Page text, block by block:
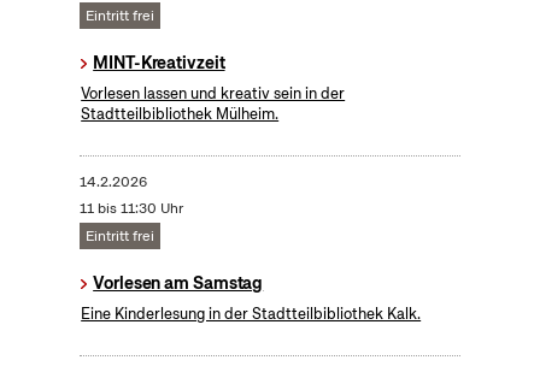
Eintritt frei
MINT-Kreativzeit
Vorlesen lassen und kreativ sein in der
Stadtteilbibliothek Mülheim.
14.2.2026
11 bis 11:30 Uhr
Eintritt frei
Vorlesen am Samstag
Eine Kinderlesung in der Stadtteilbibliothek Kalk.